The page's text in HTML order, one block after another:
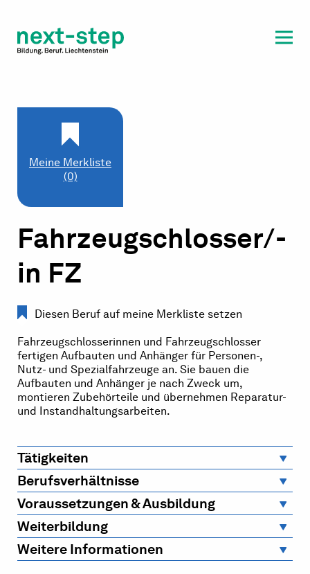
Beratung & Unterstützung
Meine Merkliste
(0)
Fahrzeugschlosser/-
in FZ
Diesen Beruf auf meine Merkliste setzen
Fahrzeugschlosserinnen und Fahrzeugschlosser
fertigen Aufbauten und Anhänger für Personen-,
Nutz- und Spezialfahrzeuge an. Sie bauen die
Aufbauten und Anhänger je nach Zweck um,
montieren Zubehörteile und übernehmen Reparatur-
und Instandhaltungsarbeiten.
Tätigkeiten
Berufsverhältnisse
Voraussetzungen & Ausbildung
Weiterbildung
Weitere Informationen